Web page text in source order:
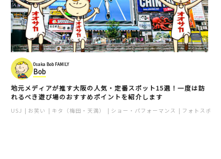
Osaka Bob FAMILY
Bob
地元メディアが推す大阪の人気・定番スポット15選！一度は訪
れるべき遊び場のおすすめポイントを紹介します
USJ お笑い キタ（梅田・天満） ショー・パフォーマンス フォトスポッ